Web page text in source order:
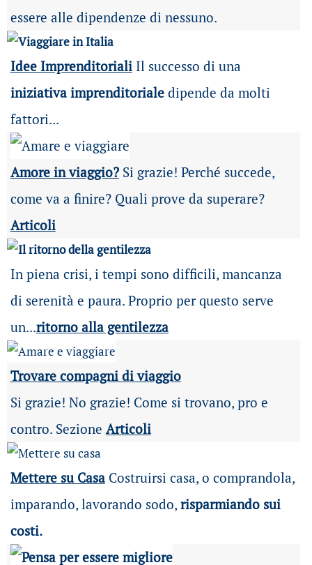
essere alle dipendenze di nessuno.
Idee ImprenditorialiIl successo di una
iniziativa imprenditorialedipende da molti
fattori...
Amore in viaggio?Si grazie! Perché succede,
come va a finire? Quali prove da superare?
Articoli
In piena crisi, i tempi sono difficili, mancanza
di serenità e paura. Proprio per questo serve
un...ritorno alla gentilezza
Trovare compagni di viaggio
Si grazie! No grazie! Come si trovano, pro e
contro. Sezione Articoli
Mettere su Casa Costruirsi casa, o comprandola,
imparando, lavorando sodo, risparmiando sui
costi.